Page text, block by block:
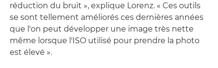
réduction du bruit », explique Lorenz. « Ces outils
se sont tellement améliorés ces dernières années
que l'on peut développer une image très nette
même lorsque l'ISO utilisé pour prendre la photo
est élevé ».